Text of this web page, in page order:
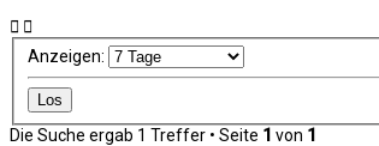
Anzeigen:
Die Suche ergab 1 Treffer • Seite 1 von 1